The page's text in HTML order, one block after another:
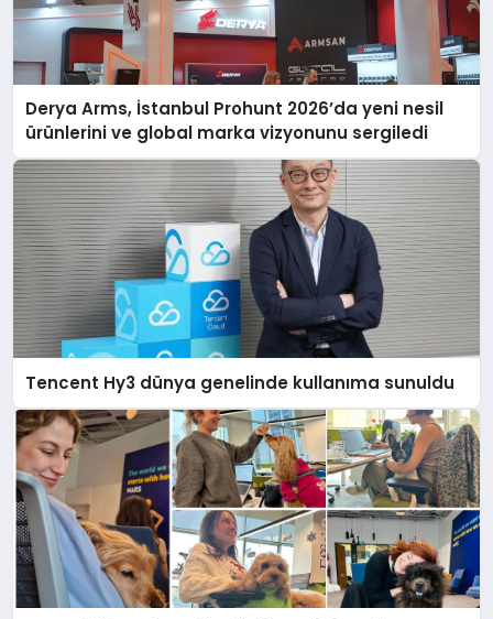
Derya Arms, İstanbul Prohunt 2026’da yeni nesil
ürünlerini ve global marka vizyonunu sergiledi
Tencent Hy3 dünya genelinde kullanıma sunuldu